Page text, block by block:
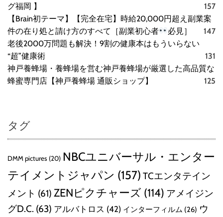
グ福岡 】
157
【Brain初テーマ】【完全在宅】時給20,000円超え副業案
件の在り処と請け方のすべて［副業初心者
必見］
147
老後2000万問題も解決！9割の健康本はもういらない
“超”健康術
131
神戸養蜂場・養蜂場を営む神戸養蜂場が厳選した高品質な
蜂蜜専門店【神戸養蜂場 通販ショップ】
125
タグ
DMM pictures (20) NBCユニバーサル・エンター
テイメントジャパン (157) TCエンタテイン
メント (61) ZENピクチャーズ (114) アメイジン
グD.C. (63) アルバトロス (42) インターフィルム (26) ウ